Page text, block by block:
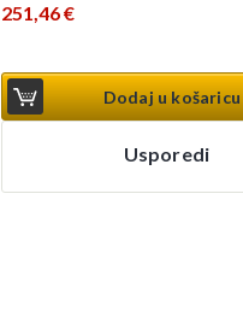
251,46€
Dodaj u košaricu
Usporedi